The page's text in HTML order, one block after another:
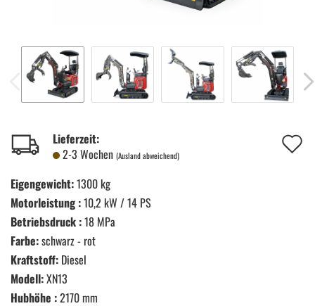
Lieferzeit:
2-3 Wochen (Ausland abweichend)
Eigengewicht:1300 kg
Motorleistung :10,2 kW / 14 PS
Betriebsdruck :18 MPa
Farbe:schwarz - rot
Kraftstoff: Diesel
Modell:XN13
Hubhöhe :2170 mm